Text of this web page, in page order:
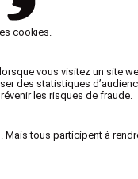
également aider à
confort et à son
et pratiques à
de pelage.
et dense. Une
cookies.
vous visitez un site
des statistiques
les risques de fraude.
tous participent à